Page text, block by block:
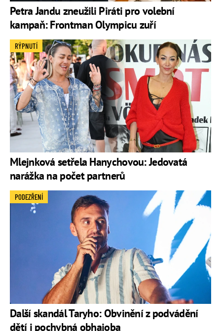
Petra Jandu zneužili Piráti pro volební
kampaň: Frontman Olympicu zuří
Mlejnková setřela Hanychovou: Jedovatá
narážka na počet partnerů
RÝPNUTÍ
Další skandál Taryho: Obvinění z podvádění
dětí i pochybná obhajoba
PODEZŘENÍ